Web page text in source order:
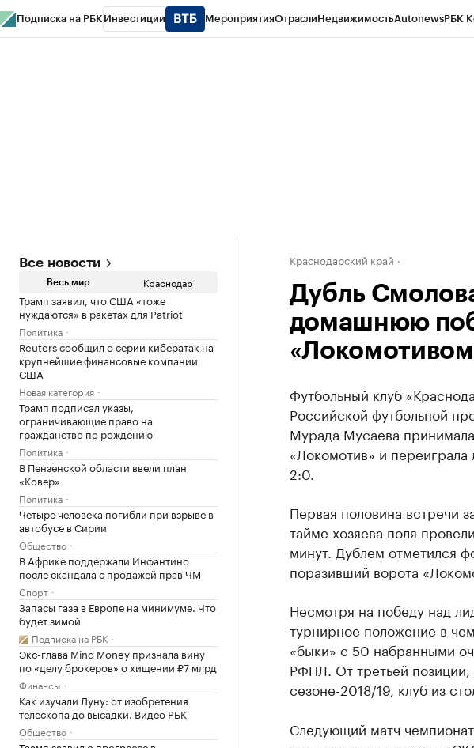
Подписка на РБК Инвестиции МероприятияОтраслиНедвижимостьAutonewsРБК
Все новости
Весь мир Краснодар
Трамп заявил, что США «тоже
нуждаются» в ракетах для Patriot
Политика
Reuters сообщил о серии кибератак на
крупнейшие финансовые компании
США
Новая категория
Трамп подписал указы,
ограничивающие право на
гражданство по рождению
Политика
В Пензенской области ввели план
«Ковер»
Политика
Четыре человека погибли при взрыве в
автобусе в Сирии
Общество
В Африке поддержали Инфантино
после скандала с продажей прав ЧМ
Спорт
Запасы газа в Европе на минимуме. Что
будет зимой
Подписка на РБК
Экс-глава Mind Money признала вину
по «делу брокеров» о хищении ₽7 млрд
Финансы
Как изучали Луну: от изобретения
телескопа до высадки. Видео РБК
Общество
Краснодарский край
Дубль
домашнюю
Футбольный клуб
Российской футбольной
Мурада Мусаева
«Локомотив» и
2:0.
Первая половина встречи
тайме хозяева поля
минут. Дублем отметился
поразивший ворота
Несмотря на победу над
турнирное положение в
«быки» с 50 набранными
РФПЛ. От третьей
сезоне-2018/19, клуб из
Следующий матч